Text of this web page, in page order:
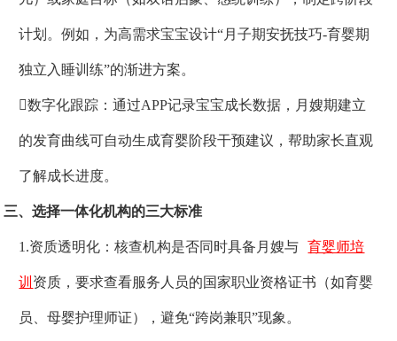
计划。例如，为高需求宝宝设计“月子期安抚技巧-育婴期
独立入睡训练”的渐进方案。
数字化跟踪：通过APP记录宝宝成长数据，月嫂期建立
的发育曲线可自动生成育婴阶段干预建议，帮助家长直观
了解成长进度。
三、选择一体化机构的三大标准
1.资质透明化：核查机构是否同时具备月嫂与 育婴师培
训 资质，要求查看服务人员的国家职业资格证书（如育婴
员、母婴护理师证），避免“跨岗兼职”现象。